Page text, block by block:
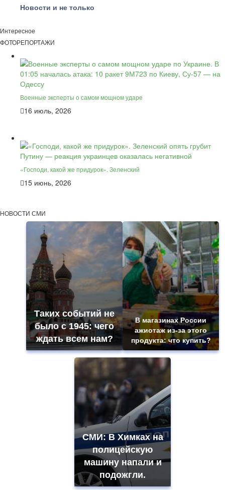
Новости и не только
Интересное
ФОТОРЕПОРТАЖИ
Военные эксперты о самом мощном ударе
16 июль, 2026
«Господи, какой же придурок». Зеленский
15 июнь, 2026
НОВОСТИ СМИ
Таких событий не
было с 1945: чего
ждать всем нам?
В магазинах России
ажиотаж из-за этого
продукта: что купить?
СМИ: В Химках на
полицейскую
машину напали и
подожгли.